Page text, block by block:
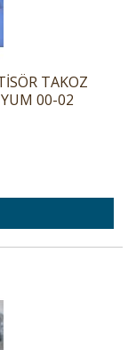
TAKOZ
00-02